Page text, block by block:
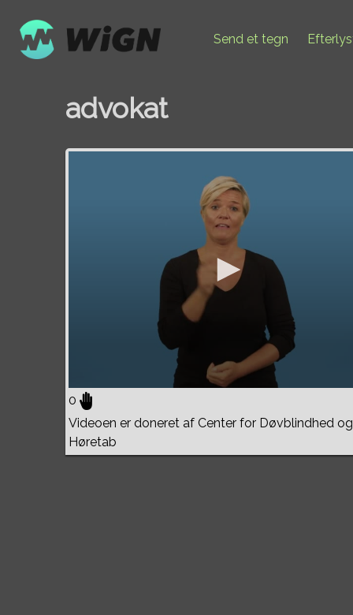
Send et tegn
advokat
0
Videoen er doneret af Center for Døvblindhed og
Høretab